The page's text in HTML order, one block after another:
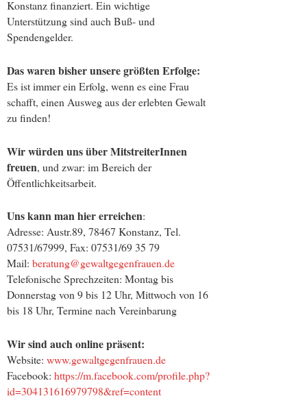
Konstanz finanziert. Ein wichtige
Unterstützung sind auch Buß- und
Spendengelder.
Das waren bisher unsere größten Erfolge:
Es ist immer ein Erfolg, wenn es eine Frau
schafft, einen Ausweg aus der erlebten Gewalt
zu finden!
Wir würden uns über MitstreiterInnen
freuen, und zwar: im Bereich der
Öffentlichkeitsarbeit.
Uns kann man hier erreichen:
Adresse: Austr.89, 78467 Konstanz, Tel.
07531/67999, Fax: 07531/69 35 79
Mail: beratung@gewaltgegenfrauen.de
Telefonische Sprechzeiten: Montag bis
Donnerstag von 9 bis 12 Uhr, Mittwoch von 16
bis 18 Uhr, Termine nach Vereinbarung
Wir sind auch online präsent:
Website: www.gewaltgegenfrauen.de
Facebook: https://m.facebook.com/profile.php?
id=304131616979798&ref=content